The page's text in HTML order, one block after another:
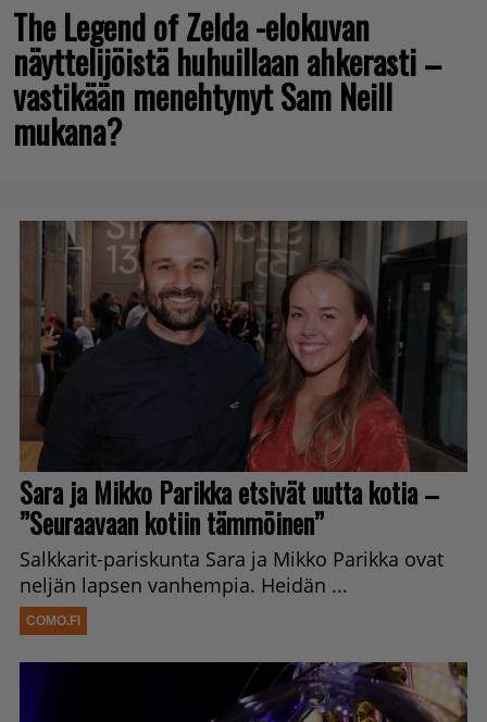
The Legend of Zelda -elokuvan
näyttelijöistä huhuillaan ahkerasti –
vastikään menehtynyt Sam Neill
mukana?